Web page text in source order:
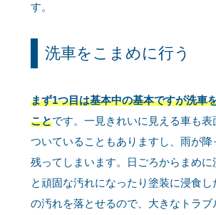
す。
洗車をこまめに行う
まず1つ目は基本中の基本ですが洗車
ことです。一見きれいに見える車も表
ついていることもありますし、雨が降
残ってしまいます。日ごろからまめに
と頑固な汚れになったり塗装に浸食
の汚れを落とせるので、大きなトラブ